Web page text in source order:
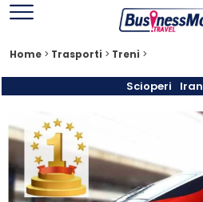
Home > Trasporti > Treni >
Scioperi Iran